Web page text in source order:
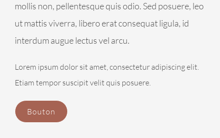
mollis non, pellentesque quis odio. Sed posuere, leo
ut mattis viverra, libero erat consequat ligula, id
interdum augue lectus vel arcu.
Lorem ipsum dolor sit amet, consectetur adipiscing elit.
Etiam tempor suscipit velit quis posuere.
Bouton